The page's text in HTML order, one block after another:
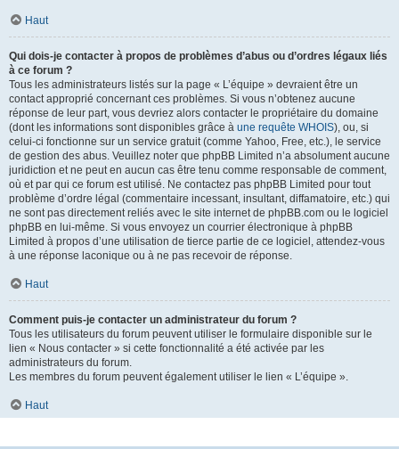
Haut
Qui dois-je contacter à propos de problèmes d’abus ou d’ordres légaux liés
à ce forum ?
Tous les administrateurs listés sur la page « L’équipe » devraient être un
contact approprié concernant ces problèmes. Si vous n’obtenez aucune
réponse de leur part, vous devriez alors contacter le propriétaire du domaine
(dont les informations sont disponibles grâce à une requête WHOIS), ou, si
celui-ci fonctionne sur un service gratuit (comme Yahoo, Free, etc.), le service
de gestion des abus. Veuillez noter que phpBB Limited n’a absolument aucune
juridiction et ne peut en aucun cas être tenu comme responsable de comment,
où et par qui ce forum est utilisé. Ne contactez pas phpBB Limited pour tout
problème d’ordre légal (commentaire incessant, insultant, diffamatoire, etc.) qui
ne sont pas directement reliés avec le site internet de phpBB.com ou le logiciel
phpBB en lui-même. Si vous envoyez un courrier électronique à phpBB
Limited à propos d’une utilisation de tierce partie de ce logiciel, attendez-vous
à une réponse laconique ou à ne pas recevoir de réponse.
Haut
Comment puis-je contacter un administrateur du forum ?
Tous les utilisateurs du forum peuvent utiliser le formulaire disponible sur le
lien « Nous contacter » si cette fonctionnalité a été activée par les
administrateurs du forum.
Les membres du forum peuvent également utiliser le lien « L’équipe ».
Haut